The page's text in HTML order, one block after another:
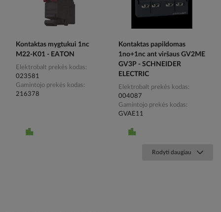
Kontaktas mygtukui 1nc
M22-K01 - EATON
Elektrobalt prekės kodas
023581
Gamintojo prekės kodas
216378
Kontaktas papildomas
1no+1nc ant viršaus GV2ME
GV3P - SCHNEIDER
ELECTRIC
Elektrobalt prekės kodas
004087
Gamintojo prekės kodas
GVAE11
Rodyti daugiau